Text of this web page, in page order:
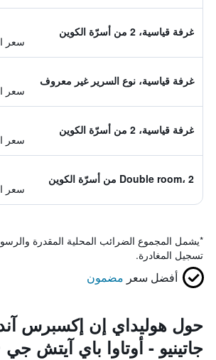
غرفة قياسية، 2 من أسرّة الكوين
سعر
غرفة قياسية، نوع السرير غير معروف
سعر
غرفة قياسية، 2 من أسرّة الكوين
سعر
Double room، 2 من أسرّة الكوين
سعر
*يشمل المجموع الضرائب المحلية المقدرة
تسجيل المغادرة.
أفضل سعر مضمون
حول هوليداي إن إكسبرس
جاتينيو - أوتاوا باي آيتش جي